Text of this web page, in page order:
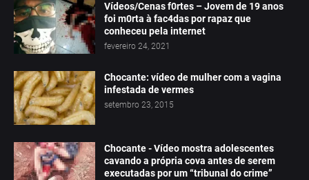
Vídeos/Cenas f0rtes – Jovem de 19 anos
foi m0rta à fac4das por rapaz que
conheceu pela internet
fevereiro 24, 2021
Chocante: vídeo de mulher com a vagina
infestada de vermes
setembro 23, 2015
Chocante - Vídeo mostra adolescentes
cavando a própria cova antes de serem
executadas por um “tribunal do crime”